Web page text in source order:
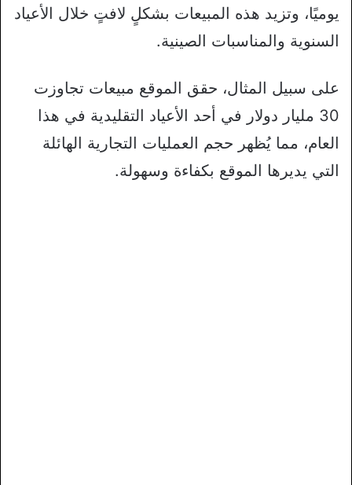
يوميًا، وتزيد هذه المبيعات بشكلٍ لافتٍ خلال الأعياد
السنوية والمناسبات الصينية.
على سبيل المثال، حقق الموقع مبيعات تجاوزت
30 مليار دولار في أحد الأعياد التقليدية في هذا
العام، مما يُظهر حجم العمليات التجارية الهائلة
التي يديرها الموقع بكفاءة وسهولة.